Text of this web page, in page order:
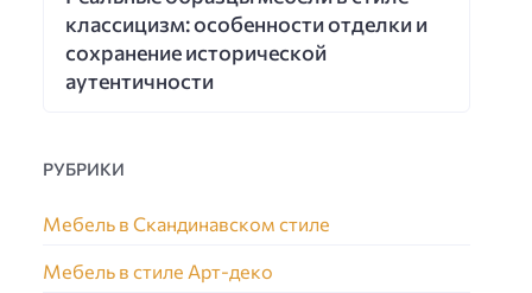
классицизм: особенности отделки и
сохранение исторической
аутентичности
РУБРИКИ
Мебель в Скандинавском стиле
Мебель в стиле Арт-деко